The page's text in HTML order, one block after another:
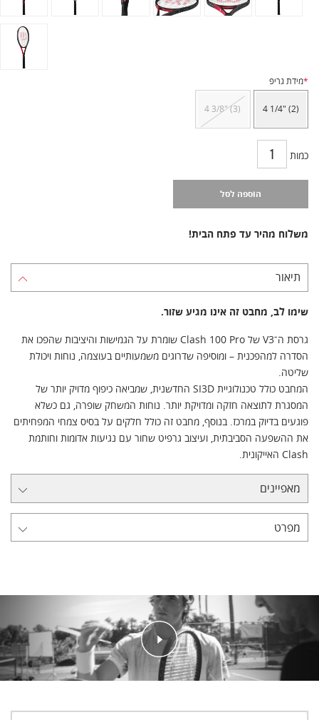
*מידת גריפ
4 1/4" (2)
4 3/8" (3)
כמות
הוספה לסל
משלוח מהיר עד פתח הבית!
תיאור
שימו לב, מחבט זה אינו מגיע שזור.
גרסת ה־V3 של Clash 100 Pro שומרת על הגמישות והיציבות שהפכו את
הסדרה למהפכנית – ומוסיפה שדרוגים משמעותיים בעוצמה, נוחות ויכולת
שליטה.
המחבט כולל טכנולוגיית SI3D החדשנית, שמביאה כיפוף מדויק יותר של
המסגרת לתוצאה חזקה ומדויקת יותר. נוחות המשחק שופרה, גם כשלא
פוגעים בדיוק במרכז. בנוסף, מחבט זה כולל חלקים על בסיס צמחי המפחיתים
את ההשפעה הסביבתית, ועיצוב גרפיט שחור עם נגיעות אדומות וחותמת
Clash האייקונית.
מאפיינים
מפרט